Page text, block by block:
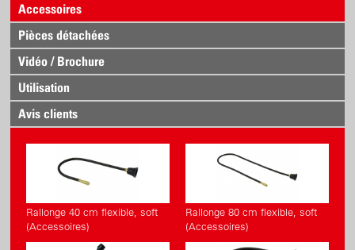
Accessoires
Pièces détachées
Vidéo / Brochure
Utilisation
Avis clients
Rallonge 40 cm flexible, soft
(Accessoires)
Rallonge 80 cm flexible, soft
(Accessoires)